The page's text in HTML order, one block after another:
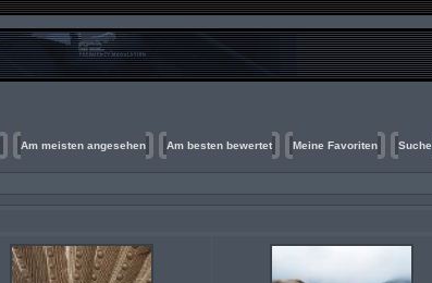
Am meisten angesehen Am besten bewertet Meine Favoriten Suche